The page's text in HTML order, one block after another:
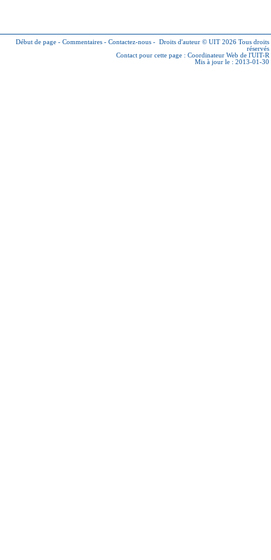
Début de page - Commentaires - Contactez-nous - Droits d'auteur © UIT 2026 Tous droits
réservés
Contact pour cette page : Coordinateur Web de l'UIT-R
Mis à jour le : 2013-01-30